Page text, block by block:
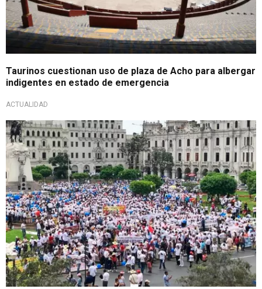
Taurinos cuestionan uso de plaza de Acho para albergar
indigentes en estado de emergencia
ACTUALIDAD